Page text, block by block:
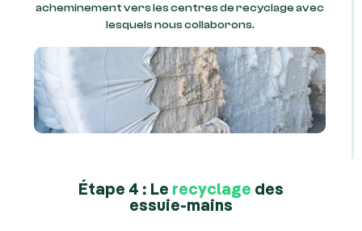
acheminement vers les centres de recyclage avec
lesquels nous collaborons.
Étape 4 : Le recyclage des
essuie-mains